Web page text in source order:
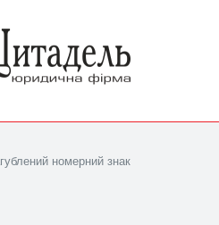
номерний знак